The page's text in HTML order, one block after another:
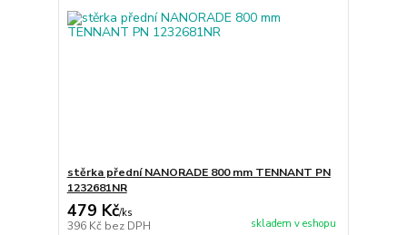
stěrka přední NANORADE 800 mm TENNANT PN
1232681NR
479 Kč/ks
396 Kč bez DPH skladem v eshopu